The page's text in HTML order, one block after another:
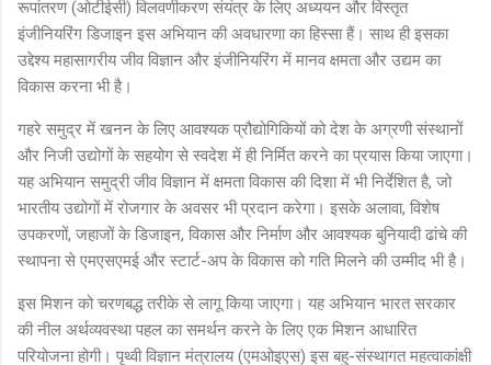
रूपांतरण (ओटीईसी) विलवणीकरण संयंत्र के लिए अध्ययन और विस्तृत
इंजीनियरिंग डिजाइन इस अभियान की अवधारणा का हिस्सा हैं। साथ ही इसका
उद्देश्य महासागरीय जीव विज्ञान और इंजीनियरिंग में मानव क्षमता और उद्यम का
विकास करना भी है।
गहरे समुद्र में खनन के लिए आवश्यक प्रौद्योगिकियों को देश के अग्रणी संस्थानों
और निजी उद्योगों के सहयोग से स्वदेश में ही निर्मित करने का प्रयास किया जाएगा।
यह अभियान समुद्री जीव विज्ञान में क्षमता विकास की दिशा में भी निर्देशित है, जो
भारतीय उद्योगों में रोजगार के अवसर भी प्रदान करेगा। इसके अलावा, विशेष
उपकरणों, जहाजों के डिजाइन, विकास और निर्माण और आवश्यक बुनियादी ढांचे की
स्थापना से एमएसएमई और स्टार्ट-अप के विकास को गति मिलने की उम्मीद भी है।
इस मिशन को चरणबद्ध तरीके से लागू किया जाएगा। यह अभियान भारत सरकार
की नील अर्थव्यवस्था पहल का समर्थन करने के लिए एक मिशन आधारित
परियोजना होगी। पृथ्वी विज्ञान मंत्रालय (एमओइएस) इस बहु-संस्थागत महत्वाकांक्षी